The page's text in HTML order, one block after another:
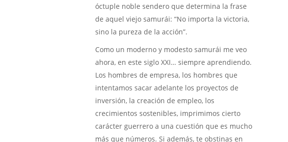
óctuple noble sendero que determina la frase
de aquel viejo samurái: “No importa la victoria,
sino la pureza de la acción”.
Como un moderno y modesto samurái me veo
ahora, en este siglo XXI… siempre aprendiendo.
Los hombres de empresa, los hombres que
intentamos sacar adelante los proyectos de
inversión, la creación de empleo, los
crecimientos sostenibles, imprimimos cierto
carácter guerrero a una cuestión que es mucho
más que números. Si además, te obstinas en